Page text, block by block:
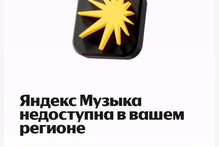
Яндекс Музыка
недоступна в вашем
регионе